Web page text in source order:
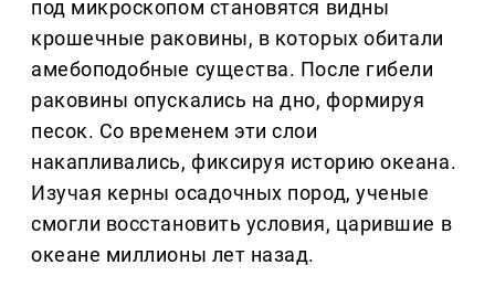
под микроскопом становятся видны
крошечные раковины, в которых обитали
амебоподобные существа. После гибели
раковины опускались на дно, формируя
песок. Со временем эти слои
накапливались, фиксируя историю океана.
Изучая керны осадочных пород, ученые
смогли восстановить условия, царившие в
океане миллионы лет назад.